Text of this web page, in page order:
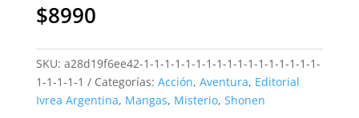
$8990
SKU: a28d19f6ee42-1-1-1-1-1-1-1-1-1-1-1-1-1-1-1-1-1-
1-1-1-1-1
Categorías: Acción, Aventura, Editorial
Ivrea Argentina, Mangas, Misterio, Shonen